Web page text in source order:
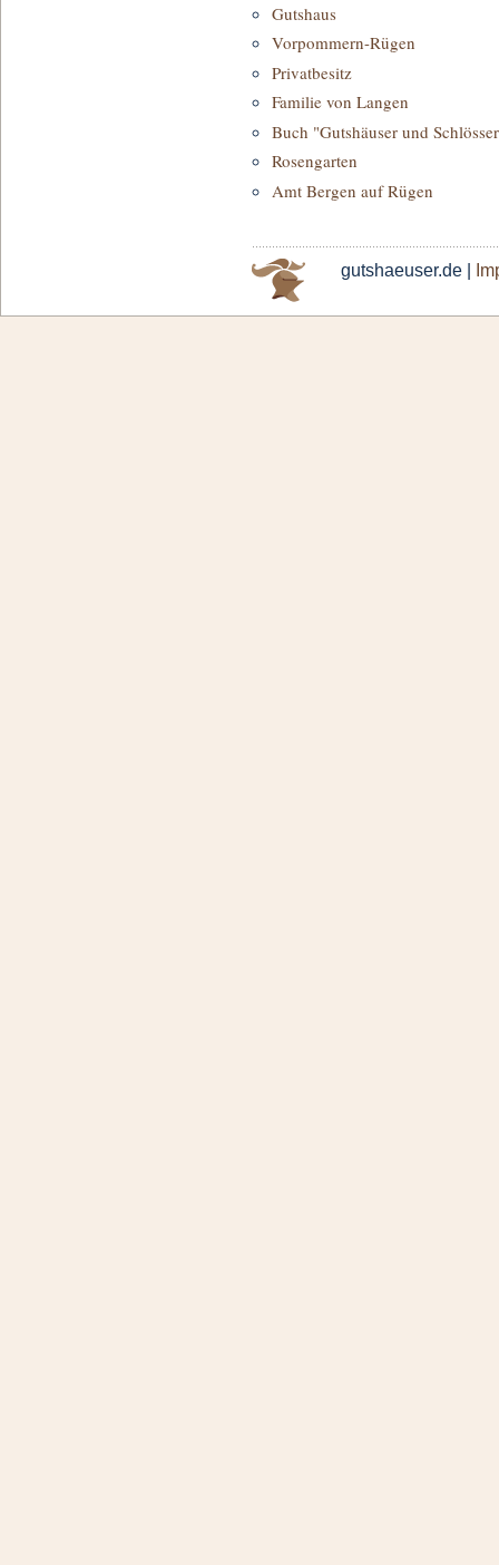
Gutshaus
Vorpommern-Rügen
Privatbesitz
Familie von Langen
Buch "Gutshäuser und
Rosengarten
Amt Bergen auf Rügen
gutshaeuser.de |